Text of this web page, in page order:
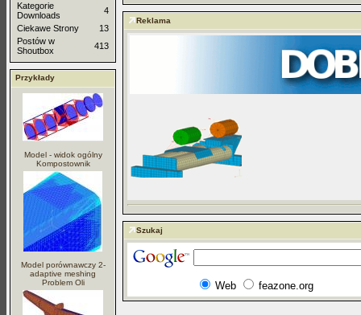
Kategorie
Downloads
4
Ciekawe Strony
13
Postów w
Shoutbox
413
Przykłady
Model - widok ogólny
Kompostownik
Model porównawczy 2-
adaptive meshing
Problem Oli
Reklama
Szukaj
Web feazone.org